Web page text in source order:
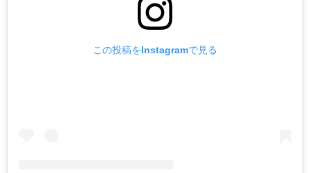
この投稿をInstagramで見る